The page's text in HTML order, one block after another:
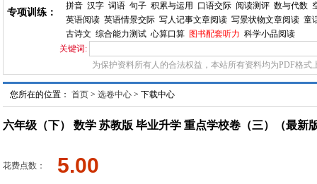
专项训练：
拼音 汉字 词语 句子 积累与运用 口语交际 阅读测评 数与代数
英语阅读 英语情景交际 写人记事文章阅读 写景状物文章阅读 童
古诗文 综合能力测试 心算口算 图书配套听力 科学小品阅读
关键词:
为保护资料所有人的合法权益，本站所有资料均为PDF格式
您所在的位置： 首页 > 选卷中心 > 下载中心
六年级（下） 数学 苏教版 毕业升学 重点学校卷（三）（最新
花费点数： 5.00